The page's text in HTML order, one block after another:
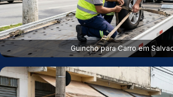
Guincho para Carro em